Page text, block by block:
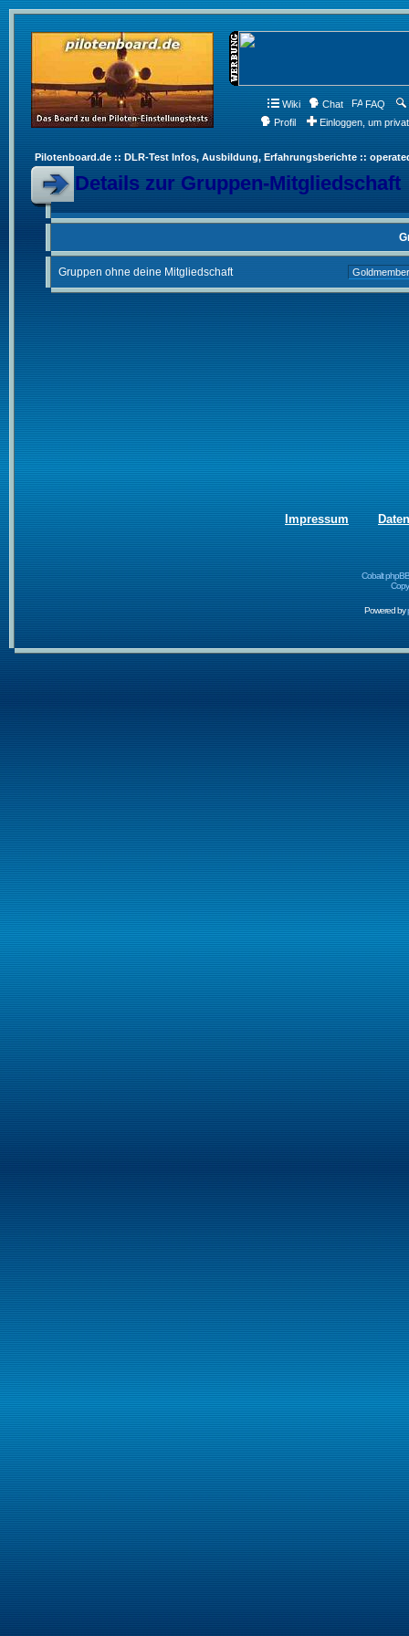
Wiki Chat FAQ
Profil
Einloggen, um
Pilotenboard.de :: DLR-Test Infos, Ausbildung, Erfahrungsberichte ::
Details zur Gruppen-Mitgliedschaft
Gruppen ohne deine Mitgliedschaft
Impressum
Cobalt
Powered by